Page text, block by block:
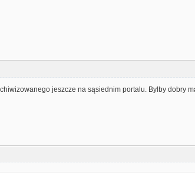
jeszcze na sąsiednim portalu. Bylby dobry